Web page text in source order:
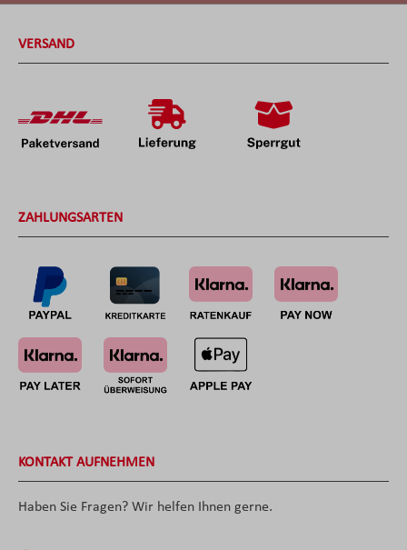
VERSAND
ZAHLUNGSARTEN
KONTAKT AUFNEHMEN
Haben Sie Fragen? Wir helfen Ihnen gerne.